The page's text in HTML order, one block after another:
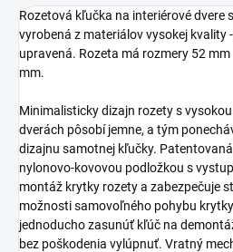
Rozetová kľučka na interiérové dvere
vyrobená z materiálov vysokej kvality
upravená. Rozeta má rozmery 52
mm.
Minimalisticky dizajn rozety s
dverách pôsobí jemne, a tým
dizajnu samotnej kľučky.
nylonovo-kovovou podložkou s
montáž krytky rozety a zabezpečuje
možnosti samovoľného pohybu
jednoducho zasunúť kľúč na
bez poškodenia vylúpnuť. Vratný